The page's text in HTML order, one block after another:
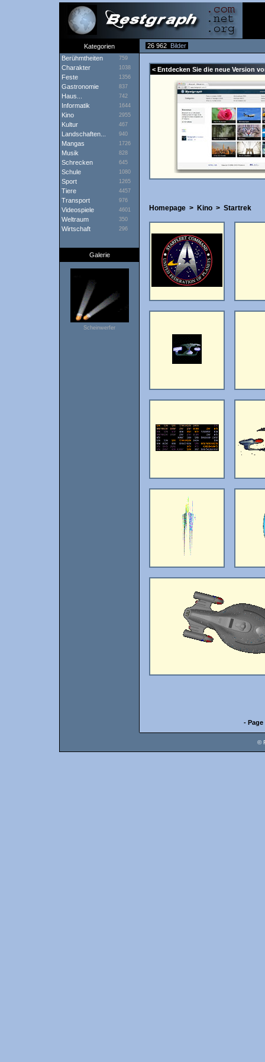
Kategorien 26 962 Bilder
Berühmtheiten
759
Charakter 1038
Feste 1356
Gastronomie 837
Haus... 742
Informatik 1644
Kino 2955
Kultur 467
Landschaften... 940
Mangas 1726
Musik 828
Schrecken 645
Schule 1080
Sport 1265
Tiere 4457
Transport 976
Videospiele 4601
Weltraum 350
Wirtschaft 296
Galerie
Scheinwerfer
< Entdecken Sie die neue Version
Homepage > Kino > Startrek
- Page
©